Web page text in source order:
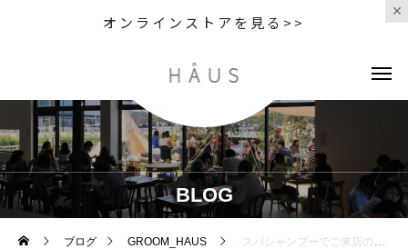
オンラインストアを見る>>
BLOG
ブログ GROOM_HAUS . スパシャンプーでご来店のコナちゃんです . 元気いっぱいのコナちゃん ふんわりサラサラな毛になりました！